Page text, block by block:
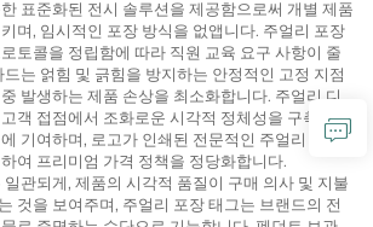
표준화된 전시 솔루션을 제공함으로써 개별 제품
며, 임시적인 포장 방식을 없앱니다. 주얼리 포장
토콜을 정립함에 따라 직원 교육 요구 사항이 줄
는 얽힘 및 긁힘을 방지하는 안정적인 고정 지점
발생하는 제품 손상을 최소화합니다. 주얼리 디
객 접점에서 조화로운 시각적 정체성을 구축함으
기여하며, 로고가 인쇄된 전문적인 주얼리 태그
여 프리미엄 가격 정책을 정당화합니다.
관되게, 제품의 시각적 품질이 구매 의사 및 지불
것을 보여주며, 주얼리 포장 태그는 브랜드의 전